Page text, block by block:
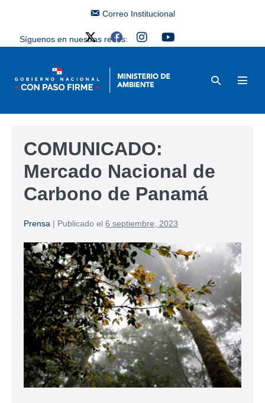
Correo Institucional
Síguenos en nuestras redes:
COMUNICADO:
Mercado Nacional de
Carbono de Panamá
Prensa | Publicado el 6 septiembre, 2023